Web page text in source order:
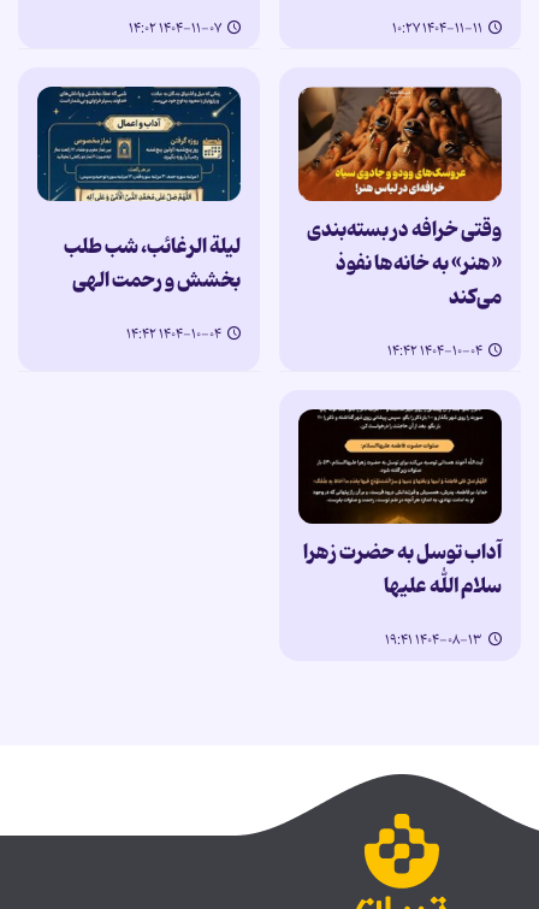
۱۴۰۴-۱۱-۱۱ ۱۰:۲۷ ۱۴۰۴-۱۱-۰۷ ۱۴:۰۲
وقتی خرافه در بسته‌بندی
«هنر» به خانه‌ها نفوذ
می‌کند
۱۴۰۴-۱۰-۰۴ ۱۴:۴۲
لیلة الرغائب، شب طلب
بخشش و رحمت الهی
۱۴۰۴-۱۰-۰۴ ۱۴:۴۲
آداب توسل به حضرت زهرا
سلام الله علیها
۱۴۰۴-۰۸-۱۳ ۱۹:۴۱